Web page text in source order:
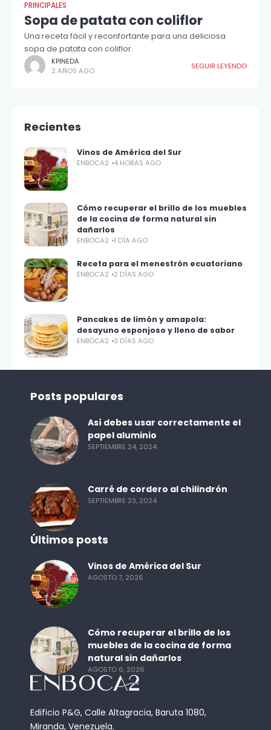
PRINCIPALES
Sopa de patata con coliflor
Una receta fácil y reconfortante para una deliciosa
sopa de patata con coliflor.
KPINEDA
2 AÑOS AGO
SEGUIR LEYENDO
Recientes
Vinos de América del Sur
ENBOCA2 4 HORAS AGO
Cómo recuperar el brillo de los muebles
de la cocina de forma natural sin
dañarlos
ENBOCA2 1 DÍA AGO
Receta para el menestrón ecuatoriano
ENBOCA2 2 DÍAS AGO
Pancakes de limón y amapola:
desayuno esponjoso y lleno de sabor
ENBOCA2 3 DÍAS AGO
Edificio P&G, Calle Altagracia, Baruta 1080,
Miranda, Venezuela.
Posts populares
Así debes usar correctamente el
papel aluminio
SEPTIEMBRE 24, 2024
Carré de cordero al chilindrón
SEPTIEMBRE 23, 2024
Últimos posts
Vinos de América del Sur
AGOSTO 7, 2026
Cómo recuperar el brillo de los
muebles de la cocina de forma
natural sin dañarlos
AGOSTO 6, 2026